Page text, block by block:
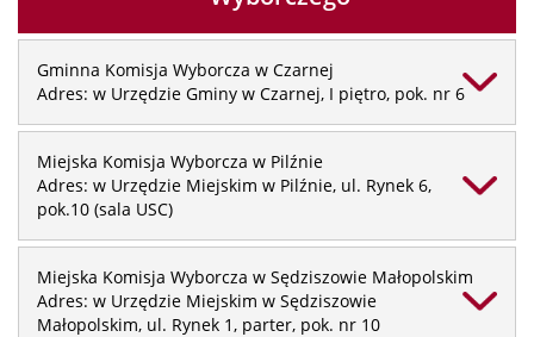
Gminna Komisja Wyborcza w Czarnej
Adres: w Urzędzie Gminy w Czarnej, I piętro, pok. nr 6
Miejska Komisja Wyborcza w Pilźnie
Adres: w Urzędzie Miejskim w Pilźnie, ul. Rynek 6,
pok.10 (sala USC)
Miejska Komisja Wyborcza w Sędziszowie Małopolskim
Adres: w Urzędzie Miejskim w Sędziszowie
Małopolskim, ul. Rynek 1, parter, pok. nr 10